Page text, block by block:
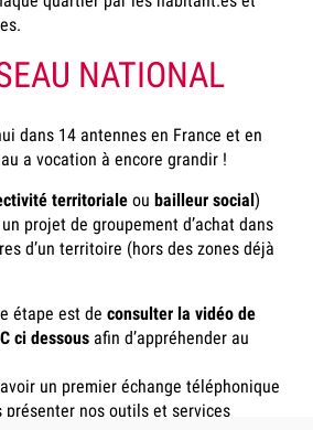
NATIONAL
dans 14 antennes en France et en
a vocation à encore grandir !
territoriale ou bailleur social)
projet de groupement d’achat dans
d’un territoire (hors des zones déjà
étape est de consulter la vidéo de
ci dessous afin d’appréhender au
un premier échange téléphonique
présenter nos outils et services